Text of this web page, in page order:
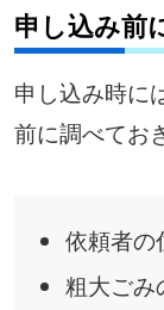
申し込み前
申し込み時に
前に調べてお
依頼者の
粗大ごみ